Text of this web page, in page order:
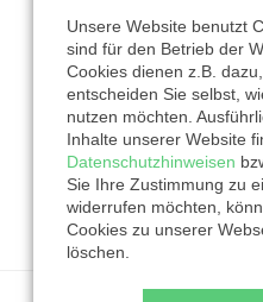
Unsere Website benutzt
sind für den Betrieb der
Cookies dienen z.B.
entscheiden Sie selbst,
nutzen möchten.
Inhalte unserer Website
Datenschutzhinweisen
Sie Ihre Zustimmung zu
widerrufen möchten,
Cookies zu unserer
löschen.